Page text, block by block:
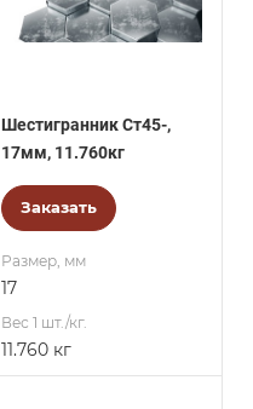
Шестигранник Ст45-,
17мм, 11.760кг
Заказать
Размер, мм
17
Вес 1 шт./кг.
11.760 кг